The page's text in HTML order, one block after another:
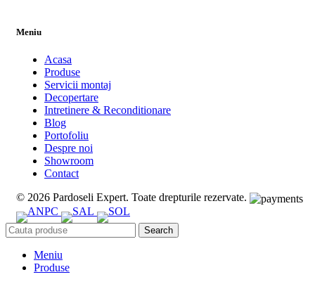
Meniu
Acasa
Produse
Servicii montaj
Decopertare
Intretinere & Reconditionare
Blog
Portofoliu
Despre noi
Showroom
Contact
© 2026 Pardoseli Expert. Toate drepturile rezervate.
Search
Meniu
Produse